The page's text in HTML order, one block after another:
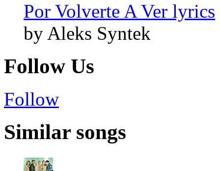
Por Volverte A Ver lyrics
by Aleks Syntek
Follow Us
Follow
Similar songs